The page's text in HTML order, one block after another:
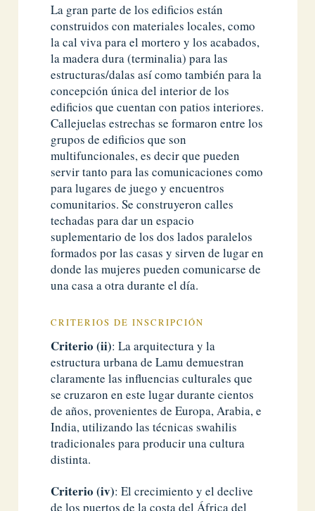
La gran parte de los edificios están
construidos con materiales locales, como
la cal viva para el mortero y los acabados,
la madera dura (terminalia) para las
estructuras/dalas así como también para la
concepción única del interior de los
edificios que cuentan con patios interiores.
Callejuelas estrechas se formaron entre los
grupos de edificios que son
multifuncionales, es decir que pueden
servir tanto para las comunicaciones como
para lugares de juego y encuentros
comunitarios. Se construyeron calles
techadas para dar un espacio
suplementario de los dos lados paralelos
formados por las casas y sirven de lugar en
donde las mujeres pueden comunicarse de
una casa a otra durante el día.
CRITERIOS DE INSCRIPCIÓN
Criterio (ii): La arquitectura y la
estructura urbana de Lamu demuestran
claramente las influencias culturales que
se cruzaron en este lugar durante cientos
de años, provenientes de Europa, Arabia, e
India, utilizando las técnicas swahilis
tradicionales para producir una cultura
distinta.
Criterio (iv): El crecimiento y el declive
de los puertos de la costa del África del